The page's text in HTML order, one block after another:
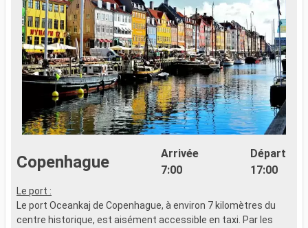
Copenhague
Arrivée
7:00
Départ
17:00
Le port :
Le port Oceankaj de Copenhague, à environ 7 kilomètres du
centre historique, est aisément accessible en taxi. Par les